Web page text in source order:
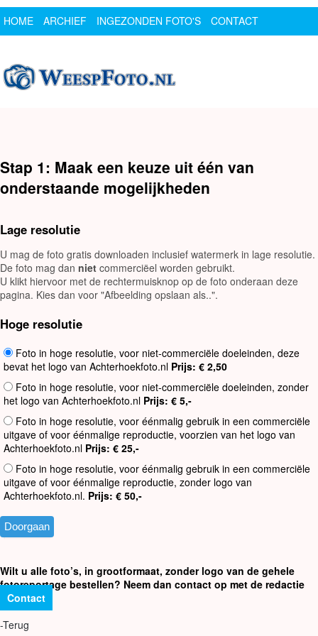
HOME ARCHIEF INGEZONDEN FOTO'S
CONTACT
Stap 1: Maak een keuze uit één van
onderstaande mogelijkheden
Lage resolutie
U mag de foto gratis downloaden inclusief watermerk in lage resolutie.
De foto mag dan niet commerciëel worden gebruikt.
U klikt hiervoor met de rechtermuisknop op de foto onderaan deze
pagina. Kies dan voor "Afbeelding opslaan als..".
Hoge resolutie
Foto in hoge resolutie, voor niet-commerciële doeleinden, deze
bevat het logo van Achterhoekfoto.nl Prijs: € 2,50
Foto in hoge resolutie, voor niet-commerciële doeleinden, zonder
het logo van Achterhoekfoto.nl Prijs: € 5,-
Foto in hoge resolutie, voor éénmalig gebruik in een commerciële
uitgave of voor éénmalige reproductie, voorzien van het logo van
Achterhoekfoto.nl Prijs: € 25,-
Foto in hoge resolutie, voor éénmalig gebruik in een commerciële
uitgave of voor éénmalige reproductie, zonder logo van
Achterhoekfoto.nl. Prijs: € 50,-
Wilt u alle foto’s, in grootformaat, zonder logo van de gehele
fotoreportage bestellen? Neem dan contact op met de redactie
Contact
-Terug